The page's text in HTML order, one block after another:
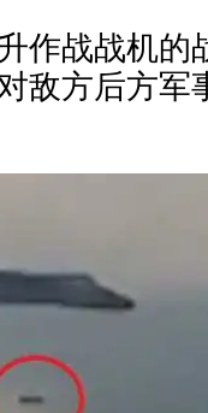
作战战机的
敌方后方军